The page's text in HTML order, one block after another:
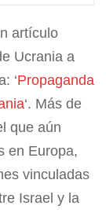
artículo
Ucrania a
‘Propaganda
‘. Más de
que aún
en Europa,
vinculadas
Israel y la